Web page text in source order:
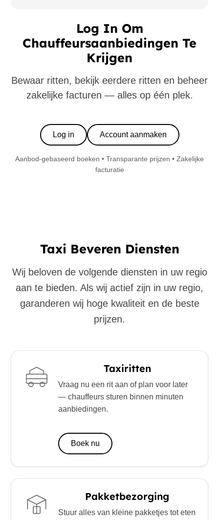
Log In Om
Chauffeursaanbiedingen Te
Krijgen
Bewaar ritten, bekijk eerdere ritten en beheer
zakelijke facturen — alles op één plek.
Log in Account aanmaken
Aanbod-gebaseerd boeken • Transparante prijzen • Zakelijke
facturatie
Taxi Beveren Diensten
Wij beloven de volgende diensten in uw regio
aan te bieden. Als wij actief zijn in uw regio,
garanderen wij hoge kwaliteit en de beste
prijzen.
Taxiritten
Vraag nu een rit aan of plan voor later
— chauffeurs sturen binnen minuten
aanbiedingen.
Boek nu
Pakketbezorging
Stuur alles van kleine pakketjes tot eten